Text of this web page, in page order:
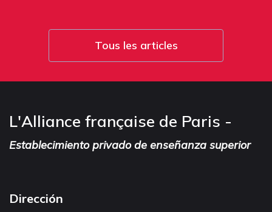
Tous les articles
L'Alliance française de Paris -
Establecimiento privado de enseñanza superior
Dirección